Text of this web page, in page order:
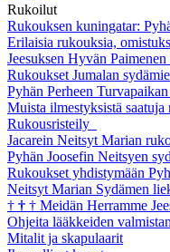
Rukoilut
Rukouksen kuningatar:
Erilaisia rukouksia,
Jeesuksen Hyvän
Rukoukset Jumalan
Pyhän Perheen
Muista ilmestyksistä saatuja
Rukousristeily
Jacarein Neitsyt Marian
Pyhän Joosefin Neitsyen
Rukoukset yhdistymään
Neitsyt Marian Sydämen
† † † Meidän Herramme
Ohjeita lääkkeiden
Mitalit ja skapulaarit